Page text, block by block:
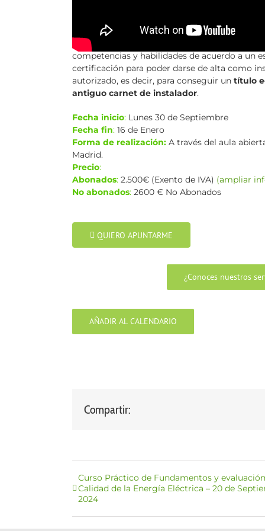
Este nuevo curso oficial impartido porPLC
nueva forma mediante un reconocimiento
competencias y habilidades de acuerdo a un
certificación para poder darse de alta como
autorizado, es decir, para conseguir un título
antiguo carnet de instalador.
Fecha inicio: Lunes 30 de Septiembre
Fecha fin: 16 de Enero
Forma de realización: A través del aula
Madrid.
Precio:
Abonados: 2.500€ (Exento de IVA) (ampliar
No abonados: 2600 € No Abonados
QUIERO APUNTARME
¿Conoces nuestros
AÑADIR AL CALENDARIO
Compartir:
Curso Práctico de Fundamentos y
Calidad de la Energía Eléctrica – 20 de
2024